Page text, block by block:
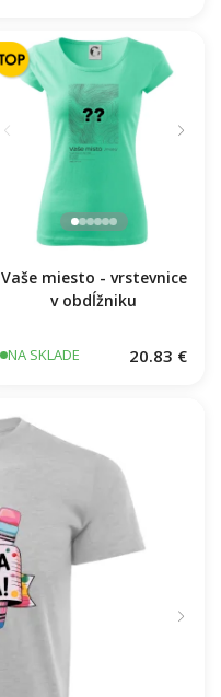
Vaše miesto - vrstevnice
v obdĺžniku
NA SKLADE 20.83 €